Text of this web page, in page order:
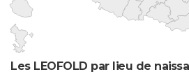
Les LEOFOLD par lieu de